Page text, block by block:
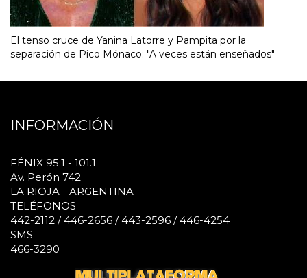
El tenso cruce de Yanina Latorre y Pampita por la
separación de Pico Mónaco: "A veces están enseñados"
INFORMACIÓN
FÉNIX 95.1 - 101.1
Av. Perón 742
LA RIOJA - ARGENTINA
TELÉFONOS
442-2112 / 446-2656 / 443-2596 / 446-4254
SMS
466-3290